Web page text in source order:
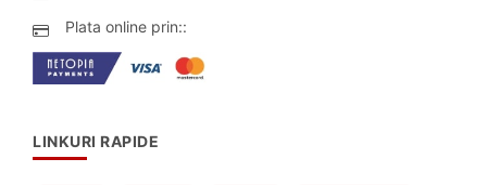
Plata online prin::
LINKURI RAPIDE